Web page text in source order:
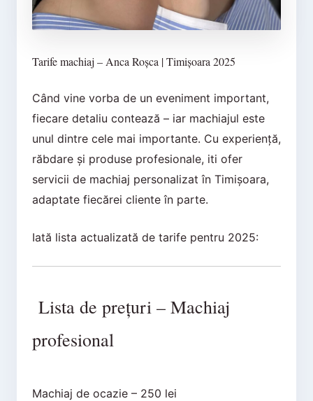
Tarife machiaj – Anca Roșca | Timișoara 2025
Când vine vorba de un eveniment important,
fiecare detaliu contează – iar machiajul este
unul dintre cele mai importante. Cu experiență,
răbdare și produse profesionale, iti ofer
servicii de machiaj personalizat în Timișoara,
adaptate fiecărei cliente în parte.
Iată lista actualizată de tarife pentru 2025:
Lista de prețuri – Machiaj
profesional
Machiaj de ocazie – 250 lei